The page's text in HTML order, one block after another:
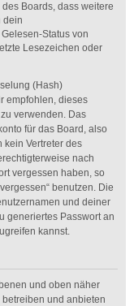
Boards, dass weitere
dein
Status von
Lesezeichen oder
(Hash)
empfohlen, dieses
verwenden. Das
für das Board, also
kein Vertreter des
nach
vergessen haben, so
benutzen. Die
und deiner
generiertes Passwort an
kannst.
und oben näher
und anbieten